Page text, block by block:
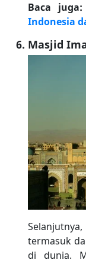
Baca
Indonesia
Masjid
termasuk
di dunia.